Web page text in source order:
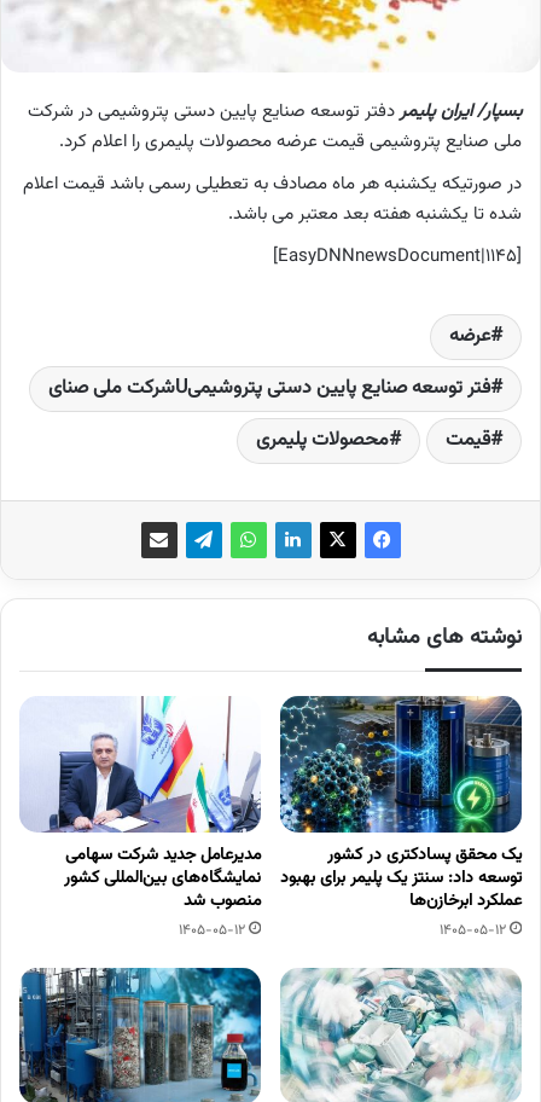
بسپار/ ایران پلیمردفتر توسعه صنایع پایین دستی پتروشیمی در شرکت
ملی صنایع پتروشیمی قیمت عرضه محصولات پلیمری را اعلام کرد.
در صورتیکه یکشنبه هر ماه مصادف به تعطیلی رسمی باشد قیمت اعلام
شده تا یکشنبه هفته بعد معتبر می باشد.
[EasyDNNnewsDocument|1145]
عرضه
فتر توسعه صنایع پایین دستی پتروشیمیUشرکت ملی صنای
قیمت
محصولات پلیمری
نوشته های مشابه
یک محقق پسادکتری در کشور
توسعه داد: سنتز یک پلیمر برای بهبود
عملکرد ابرخازن‌ها
1405-05-12
مدیرعامل جدید شرکت سهامی
نمایشگاه‌های بین‌المللی کشور
منصوب شد
1405-05-12